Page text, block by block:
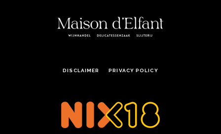
DISCLAIMER PRIVACY POLICY